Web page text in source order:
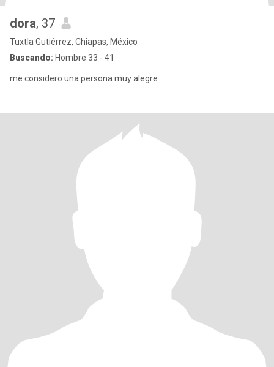
dora, 37
Tuxtla Gutiérrez, Chiapas, México
Buscando: Hombre 33 - 41
me considero una persona muy alegre